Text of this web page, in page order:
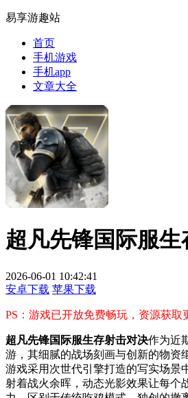
易享游趣站
首页
手机游戏
手机app
文章大全
超凡先锋国际服
2026-06-01 10:42:41
安卓下载 苹果下载
PS：游戏已开放免费畅玩，资源获取
超凡先锋国际服生存射击对决作为近
游，其细腻的战场刻画与创新的物资
游戏采用次世代引擎打造的写实场景
射着战火余晖，动态光影效果让每个